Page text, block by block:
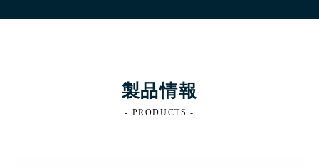
製品情報
- PRODUCTS -